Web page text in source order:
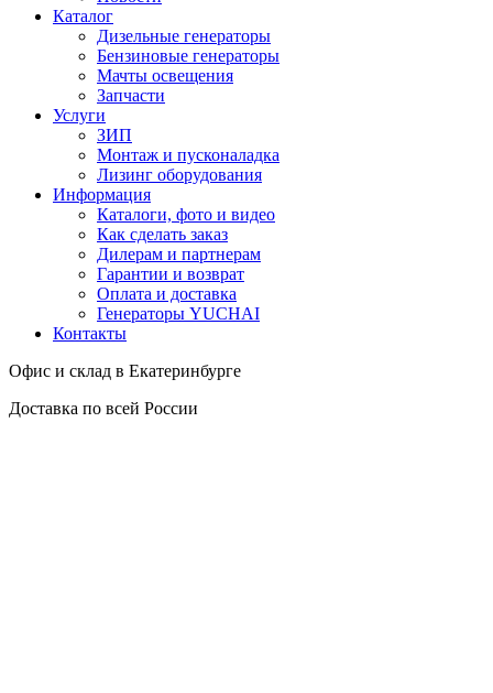
Каталог
Дизельные генераторы
Бензиновые генераторы
Мачты освещения
Запчасти
Услуги
ЗИП
Монтаж и пусконаладка
Лизинг оборудования
Информация
Каталоги, фото и видео
Как сделать заказ
Дилерам и партнерам
Гарантии и возврат
Оплата и доставка
Генераторы YUCHAI
Контакты
Офис и склад в Екатеринбурге
Доставка по всей России